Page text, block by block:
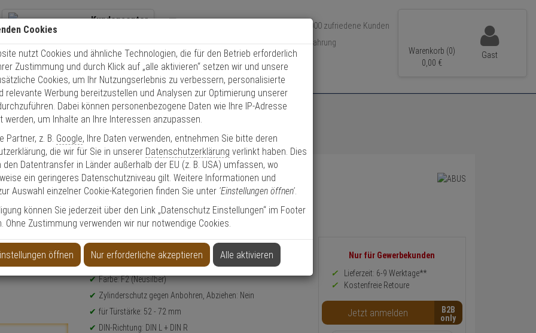
Kundencenter
Kontaktservice nutzen
Mo. - Do.: 8:00 - 16:30 Fr. 8:00 - 14:00 Uhr
Über 350.000 zufriedene Kunden
Über 15 Jahre Erfahrung
Schneller Versand
Warenkorb (0)
0, 00 €
Gast
Abus HLT612 F2 EK Schutzbeschlag DG, neusilber
DG, neusilber
Produktinformationen
Farbe: F2 (Neusilber)
Zylinderschutz gegen Anbohren, Abziehen: Nein
für Türstärke: 52 - 72 mm
DIN-Richtung: DIN L + DIN R
Informationen
Preis,
Verfügbakeit
Warenkorb-
oder
Konfigurieren-
Nur für Gewerbekunden
Lieferzeit: 6-9 Werktage**
Kostenfreie Retoure
Jetzt anmelden B2B
Cookies
nutzt Cookies und ähnliche Technologien, die für den Betrieb erforderlich
Zustimmung und durch Klick auf „alle aktivieren“ setzen wir und unsere
Cookies, um Ihr Nutzungserlebnis zu verbessern, personalisierte
relevante Werbung bereitzustellen und Analysen zur Optimierung unserer
Dabei können personenbezogene Daten wie Ihre IP-Adresse
werden, um Inhalte an Ihre Interessen anzupassen.
Partner, z. B. Google, Ihre Daten verwenden, entnehmen Sie bitte deren
die wir für Sie in unserer Datenschutzerklärung verlinkt haben. Dies
den Datentransfer in Länder außerhalb der EU (z. B. USA) umfassen, wo
ein geringeres Datenschutzniveau gilt. Weitere Informationen und
Auswahl einzelner Cookie-Kategorien finden Sie unter 'Einstellungen öffnen'.
können Sie jederzeit über den Link „Datenschutz Einstellungen“ im Footer
Ohne Zustimmung verwenden wir nur notwendige Cookies.
öffnen Nur erforderliche akzeptieren Alle aktivieren